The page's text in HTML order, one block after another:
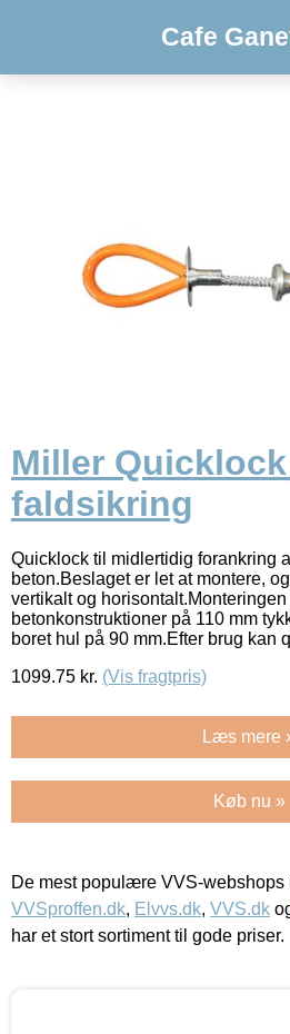
Cafe
Miller
faldsikring
Quicklock til midlertidig forankring
beton.Beslaget er let at montere,
vertikalt og
betonkonstruktioner på 110 mm
boret hul på 90 mm.Efter brug kan
1099.75 kr. (Vis fragtpris)
Læs mere
Køb nu »
De mest populære VVS-webshops
VVSproffen.dk, Elvvs.dk, VVS.dk
har et stort sortiment til gode priser.